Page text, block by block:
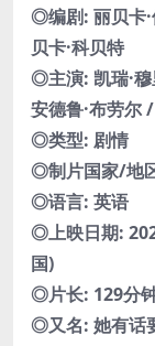
◎编剧: 丽贝卡·
贝卡·科贝特
◎主演: 凯瑞·
安德鲁·布劳尔
◎类型: 剧情
◎制片国家/地
◎语言: 英语
◎上映日期:
国)
◎片长: 129分
◎又名: 她有话